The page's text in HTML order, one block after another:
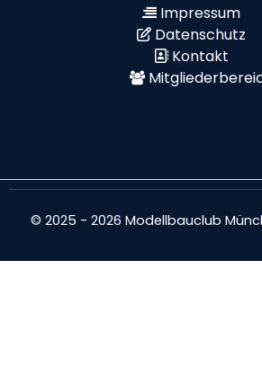
Impressum
Datenschutz
Kontakt
© 2025 - 2026 Modellbauclub